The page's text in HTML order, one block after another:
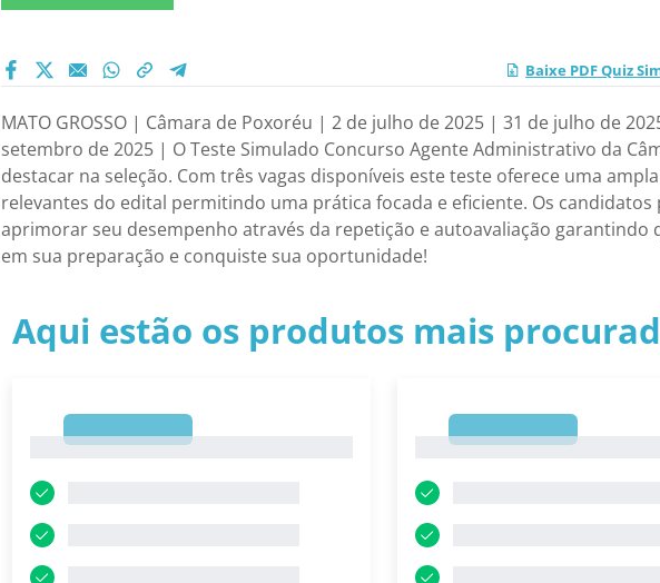
Baixe PDF Quiz
MATO GROSSO | Câmara de Poxoréu | 2 de julho de 2025 | 31 de julho de
setembro de 2025 | O Teste Simulado Concurso Agente Administrativo da
destacar na seleção. Com três vagas disponíveis este teste oferece uma
relevantes do edital permitindo uma prática focada e eficiente. Os
aprimorar seu desempenho através da repetição e autoavaliação
em sua preparação e conquiste sua oportunidade!
Aqui estão os produtos mais